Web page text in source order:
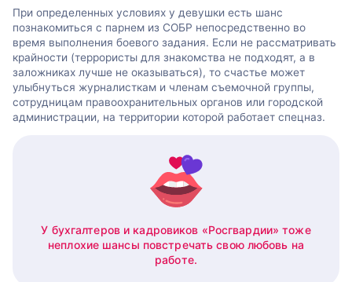
При определенных условиях у девушки есть шанс
познакомиться с парнем из СОБР непосредственно во
время выполнения боевого задания. Если не рассматривать
крайности (террористы для знакомства не подходят, а в
заложниках лучше не оказываться), то счастье может
улыбнуться журналисткам и членам съемочной группы,
сотрудницам правоохранительных органов или городской
администрации, на территории которой работает спецназ.
У бухгалтеров и кадровиков «Росгвардии» тоже
неплохие шансы повстречать свою любовь на
работе.